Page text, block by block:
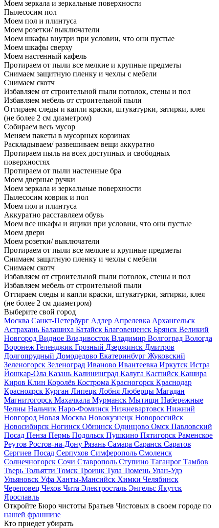
Моем зеркала и зеркальные поверхности
Пылесосим пол
Моем пол и плинтуса
Моем розетки/ выключатели
Моем шкафы внутри при условии, что они пустые
Моем шкафы сверху
Моем настенный кафель
Протираем от пыли все мелкие и крупные предметы
Снимаем защитную пленку и чехлы с мебели
Снимаем скотч
Избавляем от строительной пыли потолок, стены и пол
Избавляем мебель от строительной пыли
Оттираем следы и капли краски, штукатурки, затирки, клея
(не более 2 см диаметром)
Собираем весь мусор
Меняем пакеты в мусорных корзинах
Раскладываем/ развешиваем вещи аккуратно
Протираем пыль на всех доступных и свободных
поверхностях
Протираем от пыли настенные бра
Моем дверные ручки
Моем зеркала и зеркальные поверхности
Пылесосим коврик и пол
Моем пол и плинтуса
Аккуратно расставляем обувь
Моем все шкафы и ящики при условии, что они пустые
Моем двери
Моем розетки/ выключатели
Протираем от пыли все мелкие и крупные предметы
Снимаем защитную пленку и чехлы с мебели
Снимаем скотч
Избавляем от строительной пыли потолок, стены и пол
Избавляем мебель от строительной пыли
Оттираем следы и капли краски, штукатурки, затирки, клея
(не более 2 см диаметром)
Выберите свой город
Москва Санкт-Петербург Адлер Апрелевка Архангельск
Астрахань Балашиха Батайск Благовещенск Брянск Великий
Новгород Видное Владивосток Владимир Волгоград Вологда
Воронеж Геленджик Грозный Дзержинск Дмитров
Долгопрудный Домодедово Екатеринбург Жуковский
Зеленогорск Зеленоград Иваново Ивантеевка Иркутск Истра
Йошкар-Ола Казань Калининград Калуга Каспийск Кашира
Киров Клин Королёв Кострома Красногорск Краснодар
Красноярск Курган Липецк Лобня Люберцы Магадан
Магнитогорск Махачкала Мурманск Мытищи Набережные
Челны Нальчик Наро-Фоминск Нижневартовск Нижний
Новгород Новая Москва Новокузнецк Новороссийск
Новосибирск Ногинск Обнинск Одинцово Омск Павловский
Посад Пенза Пермь Подольск Пушкино Пятигорск Раменское
Реутов Ростов-на-Дону Рязань Самара Саранск Саратов
Сергиев Посад Серпухов Симферополь Смоленск
Солнечногорск Сочи Ставрополь Ступино Таганрог Тамбов
Тверь Тольятти Томск Троицк Тула Тюмень Улан-Удэ
Ульяновск Уфа Ханты-Мансийск Химки Челябинск
Череповец Чехов Чита Электросталь Энгельс Якутск
Ярославль
Откройте Бюро чистоты Братьев Чистовых в своем городе по
нашей франшизе
Кто приедет убирать